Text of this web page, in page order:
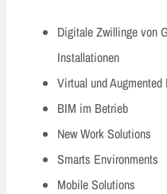
Digitale Zwillinge von
Installationen
Virtual und Augmented
BIM im Betrieb
New Work Solutions
Smarts Environments
Mobile Solutions